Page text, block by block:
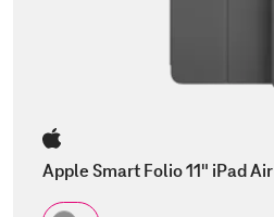
Apple Smart Folio 11" iPad Air